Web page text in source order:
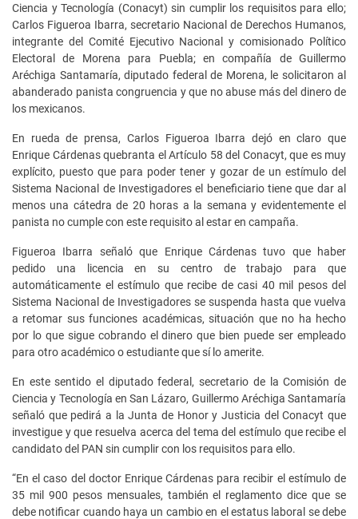
Ciencia y Tecnología (Conacyt) sin cumplir los requisitos para ello;
Carlos Figueroa Ibarra, secretario Nacional de Derechos Humanos,
integrante del Comité Ejecutivo Nacional y comisionado Político
Electoral de Morena para Puebla; en compañía de Guillermo
Aréchiga Santamaría, diputado federal de Morena, le solicitaron al
abanderado panista congruencia y que no abuse más del dinero de
los mexicanos.
En rueda de prensa, Carlos Figueroa Ibarra dejó en claro que
Enrique Cárdenas quebranta el Artículo 58 del Conacyt, que es muy
explícito, puesto que para poder tener y gozar de un estímulo del
Sistema Nacional de Investigadores el beneficiario tiene que dar al
menos una cátedra de 20 horas a la semana y evidentemente el
panista no cumple con este requisito al estar en campaña.
Figueroa Ibarra señaló que Enrique Cárdenas tuvo que haber
pedido una licencia en su centro de trabajo para que
automáticamente el estímulo que recibe de casi 40 mil pesos del
Sistema Nacional de Investigadores se suspenda hasta que vuelva
a retomar sus funciones académicas, situación que no ha hecho
por lo que sigue cobrando el dinero que bien puede ser empleado
para otro académico o estudiante que sí lo amerite.
En este sentido el diputado federal, secretario de la Comisión de
Ciencia y Tecnología en San Lázaro, Guillermo Aréchiga Santamaría
señaló que pedirá a la Junta de Honor y Justicia del Conacyt que
investigue y que resuelva acerca del tema del estímulo que recibe el
candidato del PAN sin cumplir con los requisitos para ello.
“En el caso del doctor Enrique Cárdenas para recibir el estímulo de
35 mil 900 pesos mensuales, también el reglamento dice que se
debe notificar cuando haya un cambio en el estatus laboral se debe